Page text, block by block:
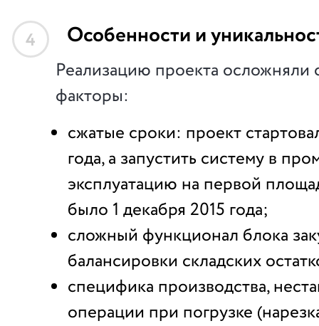
4 Особенности и
Реализацию проекта
факторы:
сжатые сроки: проект
года, а запустить систему в
эксплуатацию на первой
было 1 декабря 2015 года;
сложный функционал блока
балансировки складских
специфика производства,
операции при погрузке